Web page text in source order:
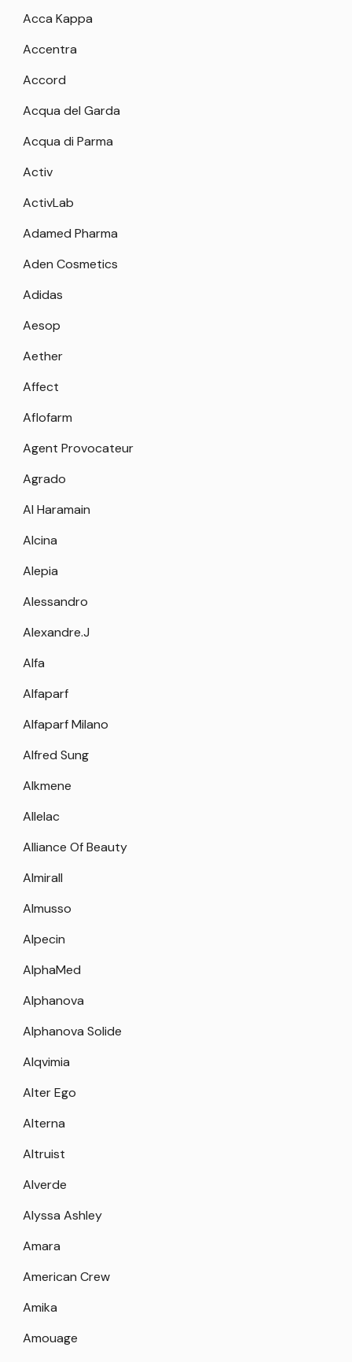
Acca Kappa
Accentra
Accord
Acqua del Garda
Acqua di Parma
Activ
ActivLab
Adamed Pharma
Aden Cosmetics
Adidas
Aesop
Aether
Affect
Aflofarm
Agent Provocateur
Agrado
Al Haramain
Alcina
Alepia
Alessandro
Alexandre.J
Alfa
Alfaparf
Alfaparf Milano
Alfred Sung
Alkmene
Allelac
Alliance Of Beauty
Almirall
Almusso
Alpecin
AlphaMed
Alphanova
Alphanova Solide
Alqvimia
Alter Ego
Alterna
Altruist
Alverde
Alyssa Ashley
Amara
American Crew
Amika
Amouage